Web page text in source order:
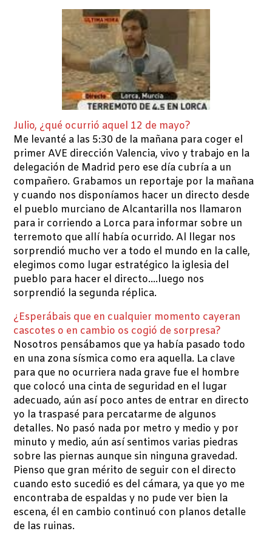
Julio, ¿qué ocurrió aquel 12 de mayo?
Me levanté a las 5:30 de la mañana para coger el
primer AVE dirección Valencia, vivo y trabajo en la
delegación de Madrid pero ese día cubría a un
compañero. Grabamos un reportaje por la mañana
y cuando nos disponíamos hacer un directo desde
el pueblo murciano de Alcantarilla nos llamaron
para ir corriendo a Lorca para informar sobre un
terremoto que allí había ocurrido. Al llegar nos
sorprendió mucho ver a todo el mundo en la calle,
elegimos como lugar estratégico la iglesia del
pueblo para hacer el directo….luego nos
sorprendió la segunda réplica.
¿Esperábais que en cualquier momento cayeran
cascotes o en cambio os cogió de sorpresa?
Nosotros pensábamos que ya había pasado todo
en una zona sísmica como era aquella. La clave
para que no ocurriera nada grave fue el hombre
que colocó una cinta de seguridad en el lugar
adecuado, aún así poco antes de entrar en directo
yo la traspasé para percatarme de algunos
detalles. No pasó nada por metro y medio y por
minuto y medio, aún así sentimos varias piedras
sobre las piernas aunque sin ninguna gravedad.
Pienso que gran mérito de seguir con el directo
cuando esto sucedió es del cámara, ya que yo me
encontraba de espaldas y no pude ver bien la
escena, él en cambio continuó con planos detalle
de las ruinas.